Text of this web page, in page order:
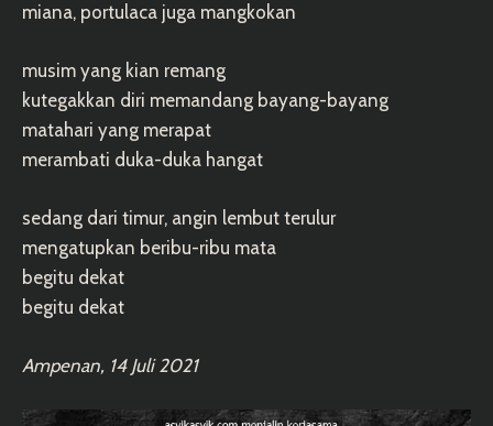
miana, portulaca juga mangkokan
musim yang kian remang
kutegakkan diri memandang bayang-bayang
matahari yang merapat
merambati duka-duka hangat
sedang dari timur, angin lembut terulur
mengatupkan beribu-ribu mata
begitu dekat
begitu dekat
Ampenan, 14 Juli 2021